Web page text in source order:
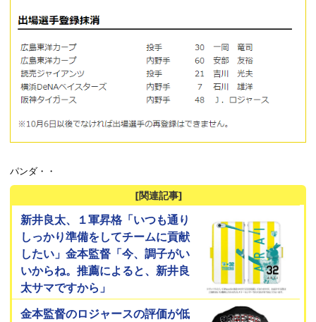
パンダ・・
[関連記事]
新井良太、１軍昇格「いつも通り
しっかり準備をしてチームに貢献
したい」金本監督「今、調子がい
いからね。推薦によると、新井良
太サマですから」
金本監督のロジャースの評価が低